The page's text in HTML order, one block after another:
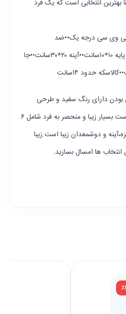
انتخابی است که یک فرد
وی سی درجه یک••ضد
آب••ضخامت ۸میلی متر••اندازه پایه ۱۰*۱۰سانت••آینه ۲۰*۳۰سانت••جا
بودن دارای رنگ سفید و طرحی
بسیار ظریف و جذاب است.این ست بسیار زیبا و منحصر به فرد شامل ۶
و دوشمعدان زیبا است.زیبا
ها امسال بسازید.